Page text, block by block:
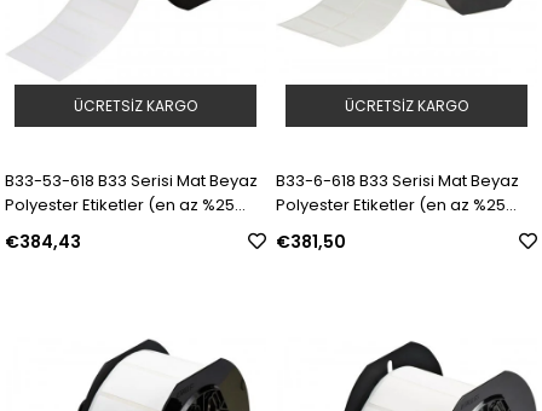
B33-53-618 B33 Serisi Mat Beyaz
Polyester Etiketler (en az %25
geri dönüştürülmüş bileşen) |
Model: 153244 | SKU: Y4957975
€384,43
ÜCRETSIZ KARGO
B33-6-618 B33 Serisi Mat Beyaz
Polyester Etiketler (en az %25
geri dönüştürülmüş bileşen) |
Model: 153245 | SKU: Y4957976
€381,50
ÜCRETSIZ KARGO